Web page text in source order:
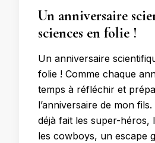
Un anniversaire
sciences en folie !
Un anniversaire
folie ! Comme chaque
temps à réfléchir et
l’anniversaire de mon
déjà fait les super-héros,
les cowboys, un escape